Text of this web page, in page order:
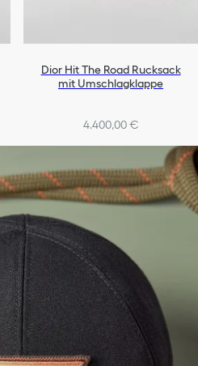
Dior Hit The Road Rucksack
mit Umschlagklappe
4.400,00 €